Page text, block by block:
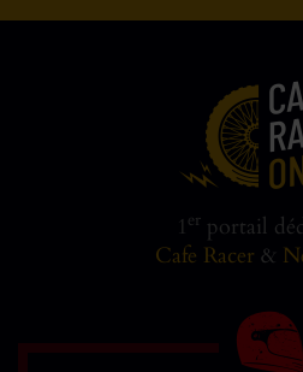
1 er portail
Cafe Racer &